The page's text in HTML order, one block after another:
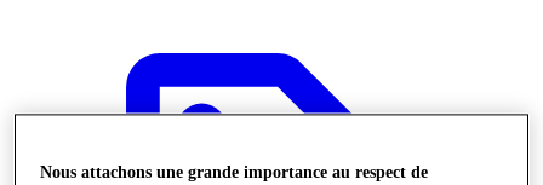
Nous attachons une grande importance au respect de